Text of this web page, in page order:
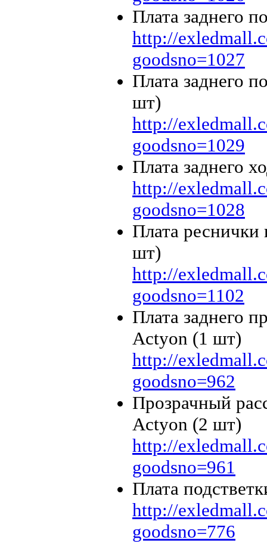
Плата заднего
http://
goodsno=1027
Плата заднего
шт)
http://
goodsno=1029
Плата заднего
http://
goodsno=1028
Плата
шт)
http://
goodsno=1102
Плата заднего
Actyon (1 шт)
http://
goodsno=962
Прозрачный
Actyon (2 шт)
http://
goodsno=961
Плата
http://
goodsno=776